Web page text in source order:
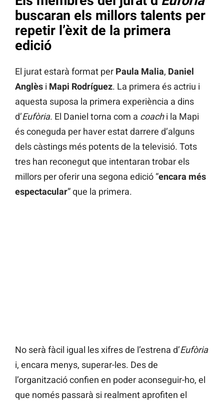
buscaran els millors talents per
repetir l’èxit de la primera
edició
El jurat estarà format per Paula Malia, Daniel
Anglès i Mapi Rodríguez. La primera és actriu i
aquesta suposa la primera experiència a dins
d’Eufòria. El Daniel torna com a coachi la Mapi
és coneguda per haver estat darrere d’alguns
dels càstings més potents de la televisió. Tots
tres han reconegut que intentaran trobar els
millors per oferir una segona edició “encara més
espectacular” que la primera.
No serà fàcil igual les xifres de l’estrena d’Eufòria
i, encara menys, superar-les. Des de
l’organització confien en poder aconseguir-ho, el
que només passarà si realment aprofiten el